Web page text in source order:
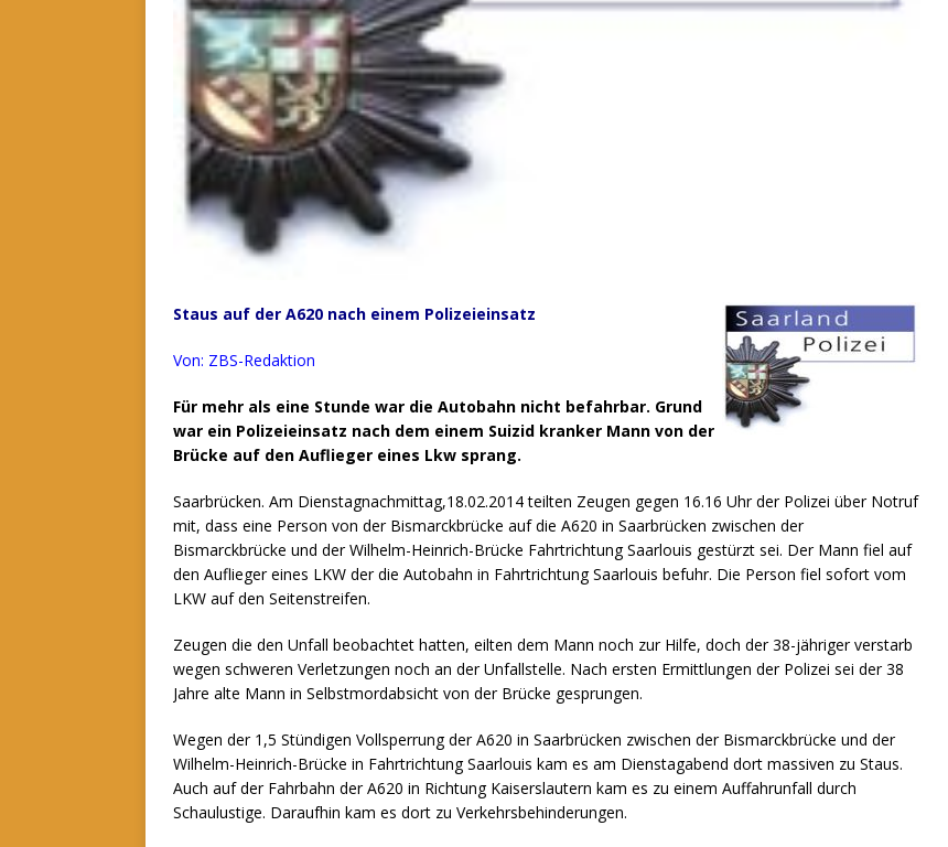
Staus auf der A620 nach einem Polizeieinsatz
Von: ZBS-Redaktion
Für mehr als eine Stunde war die Autobahn nicht befahrbar. Grund
war ein Polizeieinsatz nach dem einem Suizid kranker Mann von der
Brücke auf den Auflieger eines Lkw sprang.
Saarbrücken. Am Dienstagnachmittag,18.02.2014 teilten Zeugen gegen 16.16 Uhr der Polizei über Notruf
mit, dass eine Person von der Bismarckbrücke auf die A620 in Saarbrücken zwischen der
Bismarckbrücke und der Wilhelm-Heinrich-Brücke Fahrtrichtung Saarlouis gestürzt sei. Der Mann fiel auf
den Auflieger eines LKW der die Autobahn in Fahrtrichtung Saarlouis befuhr. Die Person fiel sofort vom
LKW auf den Seitenstreifen.
Zeugen die den Unfall beobachtet hatten, eilten dem Mann noch zur Hilfe, doch der 38-jähriger verstarb
wegen schweren Verletzungen noch an der Unfallstelle. Nach ersten Ermittlungen der Polizei sei der 38
Jahre alte Mann in Selbstmordabsicht von der Brücke gesprungen.
Wegen der 1,5 Stündigen Vollsperrung der A620 in Saarbrücken zwischen der Bismarckbrücke und der
Wilhelm-Heinrich-Brücke in Fahrtrichtung Saarlouis kam es am Dienstagabend dort massiven zu Staus.
Auch auf der Fahrbahn der A620 in Richtung Kaiserslautern kam es zu einem Auffahrunfall durch
Schaulustige. Daraufhin kam es dort zu Verkehrsbehinderungen.